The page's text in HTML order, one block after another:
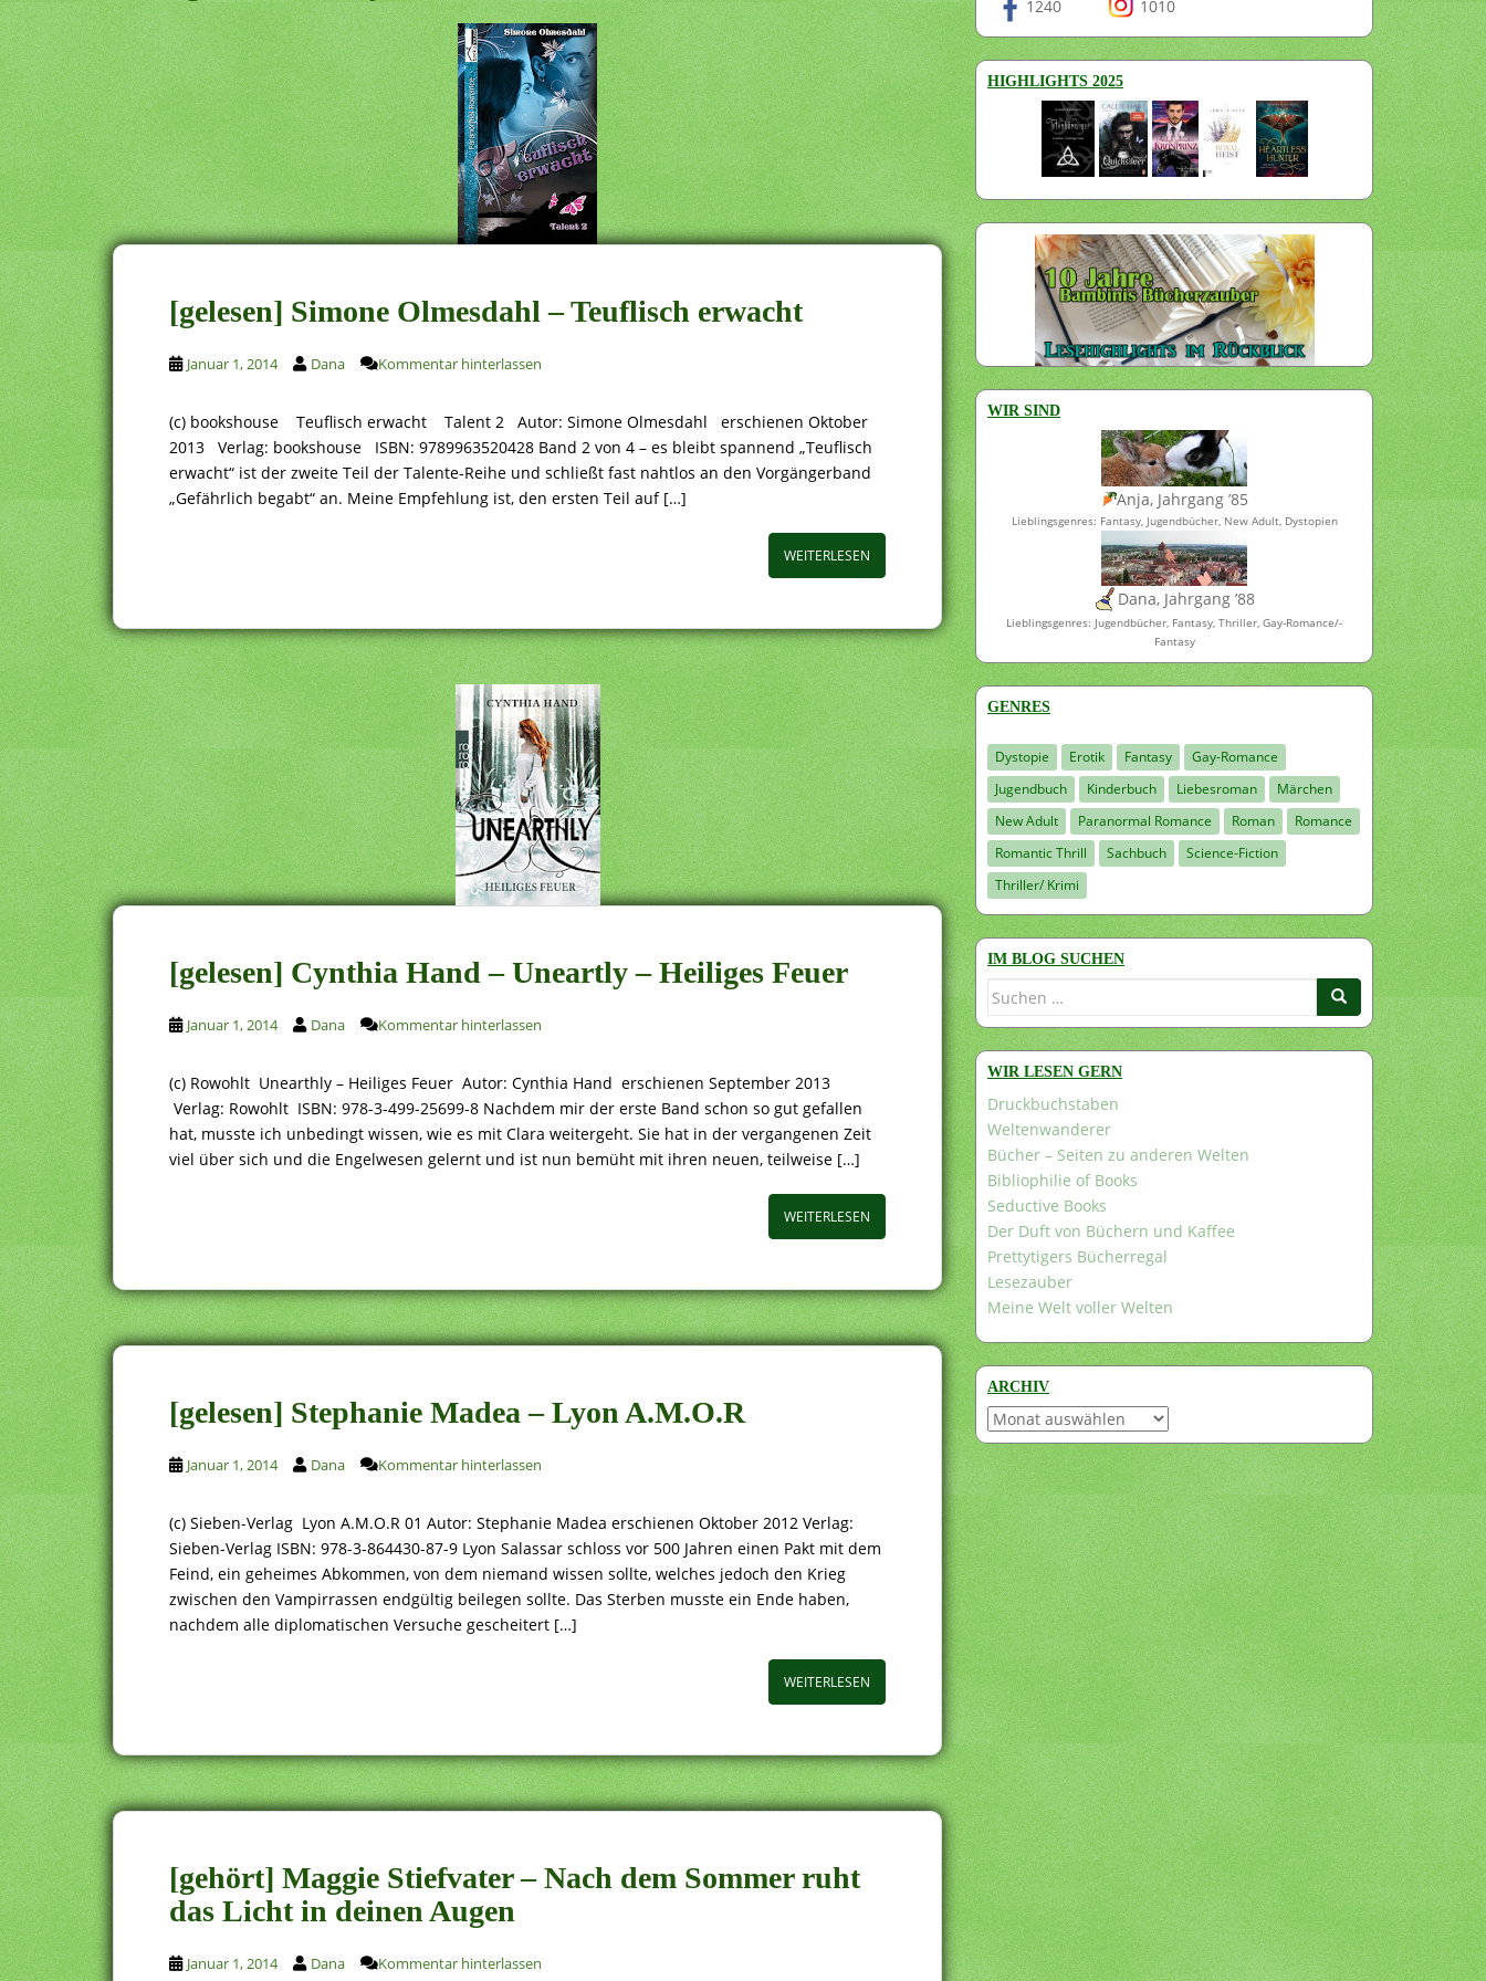
[gelesen] Simone Olmesdahl – Teuflisch erwacht
Januar 1, 2014 Dana Kommentar hinterlassen
(c) bookshouse Teuflisch erwacht Talent 2 Autor: Simone Olmesdahl erschienen Oktober
2013 Verlag: bookshouse ISBN: 9789963520428 Band 2 von 4 – es bleibt spannend „Teuflisch
erwacht“ ist der zweite Teil der Talente-Reihe und schließt fast nahtlos an den Vorgängerband
„Gefährlich begabt“ an. Meine Empfehlung ist, den ersten Teil auf […]
WEITERLESEN
[gelesen] Cynthia Hand – Uneartly – Heiliges Feuer
Januar 1, 2014 Dana Kommentar hinterlassen
(c) Rowohlt Unearthly – Heiliges Feuer Autor: Cynthia Hand erschienen September 2013
Verlag: Rowohlt ISBN: 978-3-499-25699-8 Nachdem mir der erste Band schon so gut gefallen
hat, musste ich unbedingt wissen, wie es mit Clara weitergeht. Sie hat in der vergangenen Zeit
viel über sich und die Engelwesen gelernt und ist nun bemüht mit ihren neuen, teilweise […]
WEITERLESEN
[gelesen] Stephanie Madea – Lyon A.M.O.R
Januar 1, 2014 Dana Kommentar hinterlassen
(c) Sieben-Verlag Lyon A.M.O.R 01 Autor: Stephanie Madea erschienen Oktober 2012 Verlag:
Sieben-Verlag ISBN: 978-3-864430-87-9 Lyon Salassar schloss vor 500 Jahren einen Pakt mit dem
Feind, ein geheimes Abkommen, von dem niemand wissen sollte, welches jedoch den Krieg
zwischen den Vampirrassen endgültig beilegen sollte. Das Sterben musste ein Ende haben,
nachdem alle diplomatischen Versuche gescheitert […]
WEITERLESEN
[gehört] Maggie Stiefvater – Nach dem Sommer ruht
das Licht in deinen Augen
Januar 1, 2014 Dana Kommentar hinterlassen
1240 1010
HIGHLIGHTS 2025
WIR SIND
Anja, Jahrgang ’85
Lieblingsgenres: Fantasy, Jugendbücher, New Adult, Dystopien
Dana, Jahrgang ’88
Lieblingsgenres: Jugendbücher, Fantasy, Thriller, Gay-Romance/-
Fantasy
GENRES
Dystopie Erotik Fantasy
Gay-Romance
Jugendbuch
Kinderbuch Liebesroman
Märchen
New Adult
Paranormal Romance Roman
Romance
Romantic Thrill
Sachbuch
Science-Fiction
Thriller/ Krimi
IM BLOG SUCHEN
Suchen
WIR LESEN GERN
Druckbuchstaben
Weltenwanderer
Bücher – Seiten zu anderen Welten
Bibliophilie of Books
Seductive Books
Der Duft von Büchern und Kaffee
Prettytigers Bücherregal
Lesezauber
Meine Welt voller Welten
ARCHIV
Archiv